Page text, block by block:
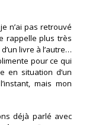
n’ai pas retrouvé
rappelle plus très
livre à l’autre…
pour ce qui
en situation d’un
mais mon
déjà parlé avec